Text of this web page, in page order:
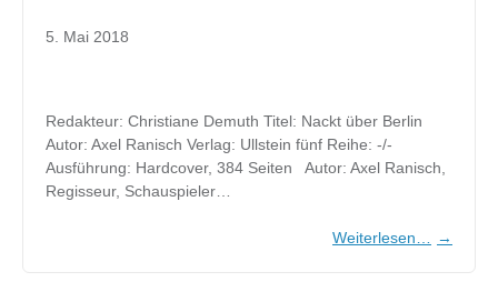
5. Mai 2018
Redakteur: Christiane Demuth Titel: Nackt über Berlin
Autor: Axel Ranisch Verlag: Ullstein fünf Reihe: -/-
Ausführung: Hardcover, 384 Seiten Autor: Axel Ranisch,
Regisseur, Schauspieler…
Weiterlesen… →